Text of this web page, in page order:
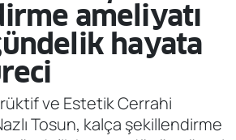
ameliyatı
hayata
ve Estetik Cerrahi
Tosun, kalça şekillendirme